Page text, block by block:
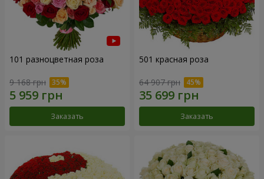
101 разноцветная роза
9 168 грн
Заказать
501 красная роза
64 907 грн
Заказать